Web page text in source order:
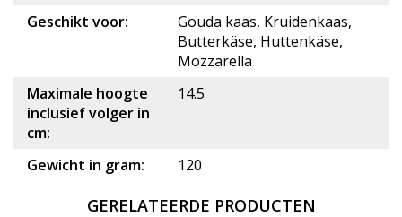
Geschikt voor:
Gouda kaas, Kruidenkaas,
Butterkäse, Huttenkäse,
Mozzarella
Maximale hoogte
inclusief volger in
cm:
14.5
Gewicht in gram: 120
GERELATEERDE PRODUCTEN